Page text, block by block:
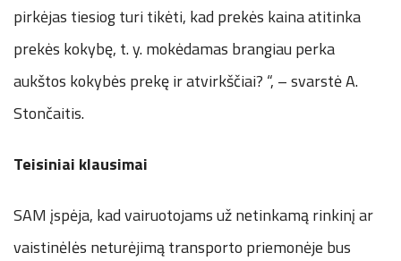
pirkėjas tiesiog turi tikėti, kad prekės kaina atitinka
prekės kokybę, t. y. mokėdamas brangiau perka
aukštos kokybės prekę ir atvirkščiai? “, – svarstė A.
Stončaitis.
Teisiniai klausimai
SAM įspėja, kad vairuotojams už netinkamą rinkinį ar
vaistinėlės neturėjimą transporto priemonėje bus